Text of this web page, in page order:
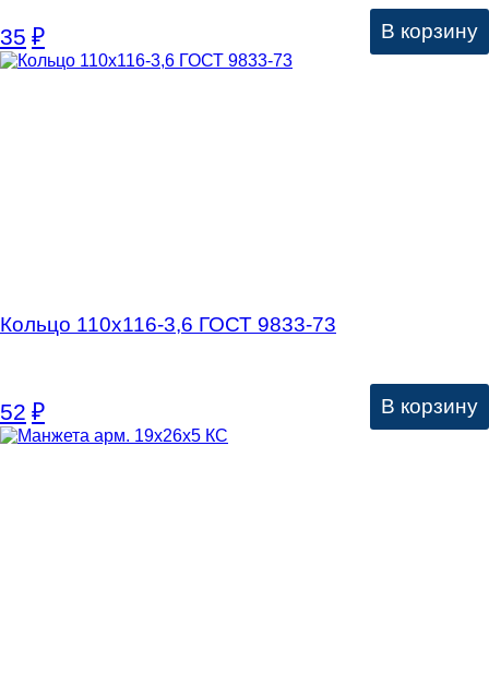
35 ₽ В корзину
Кольцо 110х116-3,6 ГОСТ 9833-73
52 ₽ В корзину